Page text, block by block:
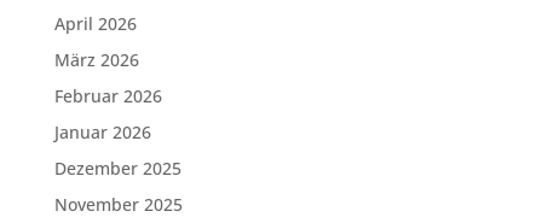
April 2026
März 2026
Februar 2026
Januar 2026
Dezember 2025
November 2025